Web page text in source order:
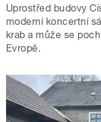
Uprostřed budovy
moderní koncertní
krab a může se
Evropě.